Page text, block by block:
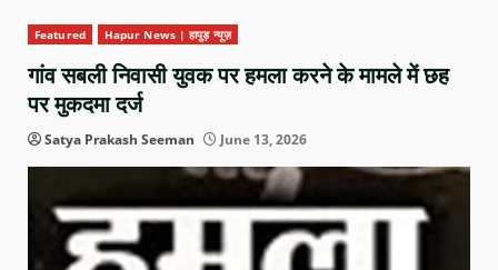
Featured Hapur News | हापुड़ न्यूज़
गांव सबली निवासी युवक पर हमला करने के मामले में छह
पर मुकदमा दर्ज
Satya Prakash Seeman June 13, 2026